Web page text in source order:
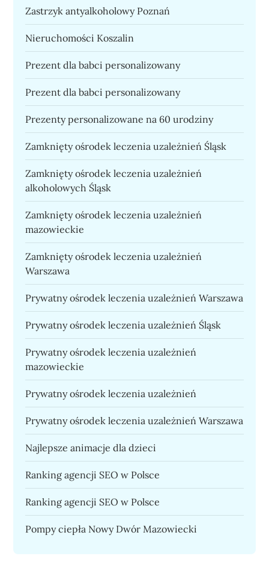
Zastrzyk antyalkoholowy Poznań
Nieruchomości Koszalin
Prezent dla babci personalizowany
Prezent dla babci personalizowany
Prezenty personalizowane na 60 urodziny
Zamknięty ośrodek leczenia uzależnień Śląsk
Zamknięty ośrodek leczenia uzależnień
alkoholowych Śląsk
Zamknięty ośrodek leczenia uzależnień
mazowieckie
Zamknięty ośrodek leczenia uzależnień
Warszawa
Prywatny ośrodek leczenia uzależnień Warszawa
Prywatny ośrodek leczenia uzależnień Śląsk
Prywatny ośrodek leczenia uzależnień
mazowieckie
Prywatny ośrodek leczenia uzależnień
Prywatny ośrodek leczenia uzależnień Warszawa
Najlepsze animacje dla dzieci
Ranking agencji SEO w Polsce
Ranking agencji SEO w Polsce
Pompy ciepła Nowy Dwór Mazowiecki